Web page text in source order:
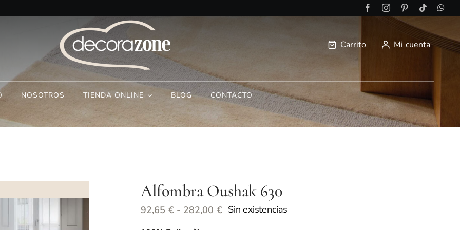
Carrito Mi cuenta
NOSOTROS TIENDA ONLINE BLOG CONTACTO
Alfombra Oushak 630
92,65 € - 282,00 €Rango
Sin existencias